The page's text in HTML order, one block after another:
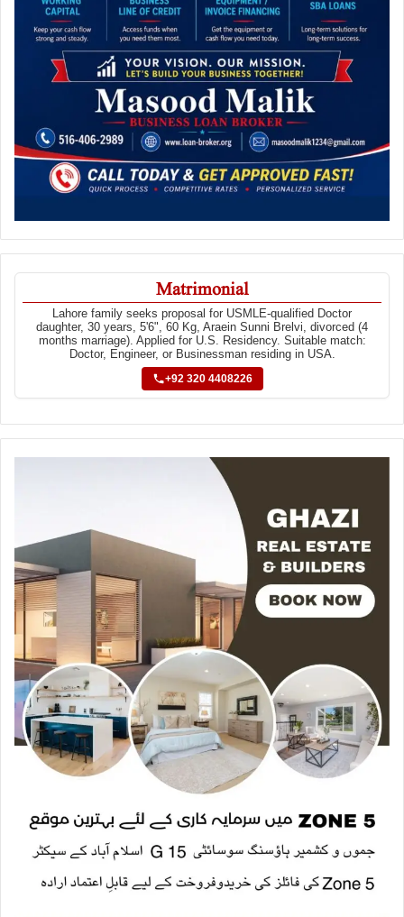
Matrimonial
Lahore family seeks proposal for USMLE-qualified Doctor
daughter, 30 years, 5'6", 60 Kg, Araein Sunni Brelvi, divorced (4
months marriage). Applied for U.S. Residency. Suitable match:
Doctor, Engineer, or Businessman residing in USA.
+92 320 4408226